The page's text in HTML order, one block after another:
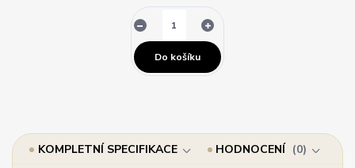
Do košíku
KOMPLETNÍ SPECIFIKACE HODNOCENÍ
0